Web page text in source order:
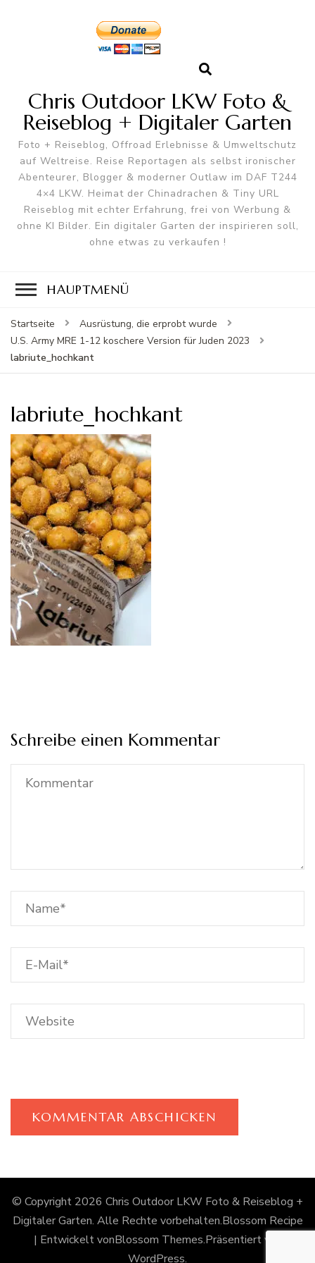
Chris Outdoor LKW Foto &
Reiseblog + Digitaler Garten
Foto + Reiseblog, Offroad Erlebnisse & Umweltschutz
auf Weltreise. Reise Reportagen als selbst ironischer
Abenteurer, Blogger & moderner Outlaw im DAF T244
4×4 LKW. Heimat der Chinadrachen & Tiny URL
Reiseblog mit echter Erfahrung, frei von Werbung &
ohne KI Bilder. Ein digitaler Garten der inspirieren soll,
ohne etwas zu verkaufen !
HAUPTMENÜ
Startseite
Ausrüstung, die erprobt wurde
U.S. Army MRE 1-12 koschere Version für Juden 2023
labriute_hochkant
labriute_hochkant
Schreibe einen Kommentar
© Copyright 2026 Chris Outdoor LKW Foto & Reiseblog +
Digitaler Garten. Alle Rechte vorbehalten.Blossom Recipe
| Entwickelt vonBlossom Themes.Präsentiert von
WordPress.